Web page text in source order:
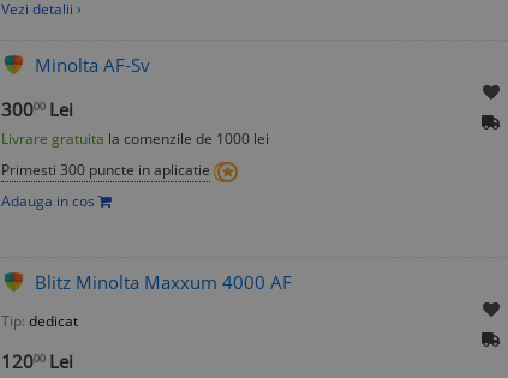
Vezi detalii ›
Minolta AF-Sv
30000 Lei
Livrare gratuita la comenzile de 1000 lei
Primesti 300 puncte in aplicatie
Adauga in cos
Blitz Minolta Maxxum 4000 AF
Tip: dedicat
12000 Lei